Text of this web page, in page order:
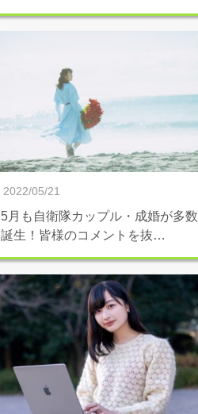
2022/05/21
5月も自衛隊カップル・成婚が多数
誕生！皆様のコメントを抜…